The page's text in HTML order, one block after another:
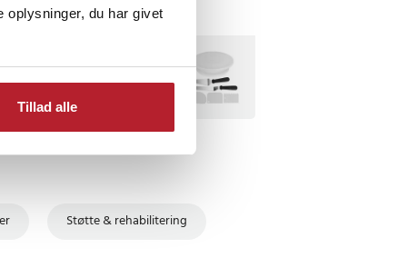
oplysninger, du har givet
Tillad alle
Støtte & rehabilitering